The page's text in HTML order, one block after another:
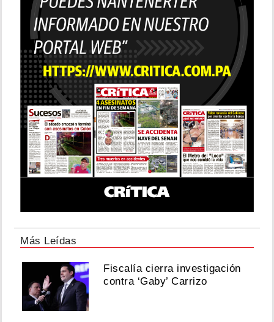
Más Leídas
Fiscalía cierra investigación
contra ‘Gaby’ Carrizo